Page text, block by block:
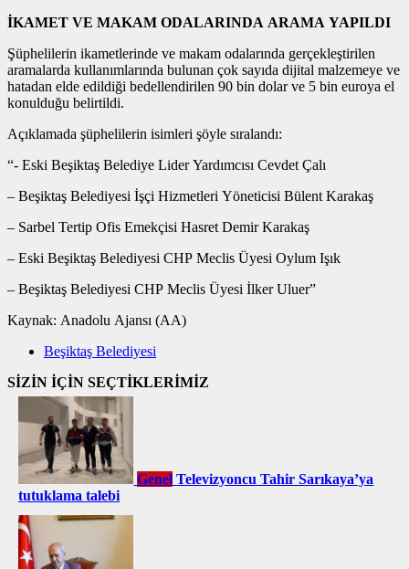
İKAMET VE MAKAM ODALARINDA ARAMA YAPILDI
Şüphelilerin ikametlerinde ve makam odalarında gerçekleştirilen
aramalarda kullanımlarında bulunan çok sayıda dijital malzemeye ve
hatadan elde edildiği bedellendirilen 90 bin dolar ve 5 bin euroya el
konulduğu belirtildi.
Açıklamada şüphelilerin isimleri şöyle sıralandı:
“- Eski Beşiktaş Belediye Lider Yardımcısı Cevdet Çalı
– Beşiktaş Belediyesi İşçi Hizmetleri Yöneticisi Bülent Karakaş
– Sarbel Tertip Ofis Emekçisi Hasret Demir Karakaş
– Eski Beşiktaş Belediyesi CHP Meclis Üyesi Oylum Işık
– Beşiktaş Belediyesi CHP Meclis Üyesi İlker Uluer”
Kaynak: Anadolu Ajansı (AA)
Beşiktaş Belediyesi
SİZİN İÇİN SEÇTİKLERİMİZ
Genel Televizyoncu Tahir Sarıkaya’ya
tutuklama talebi